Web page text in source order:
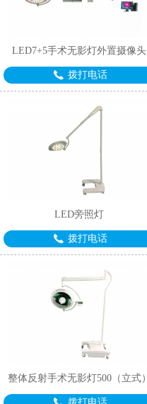
LED7+5手术无影灯外置摄像头
拨打电话
LED旁照灯
拨打电话
整体反射手术无影灯500（立式）